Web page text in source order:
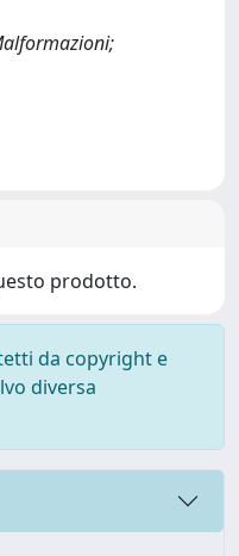
prodotto.
da copyright e
diversa